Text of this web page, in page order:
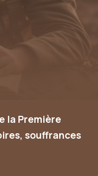
la Première
souffrances